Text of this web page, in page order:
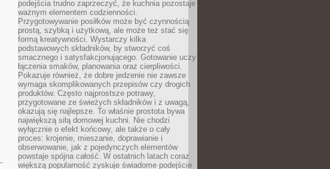
podejścia trudno zaprzeczyć, że kuchnia pozostaje
ważnym elementem codzienności.
Przygotowywanie posiłków może być czynnością
prostą, szybką i użytkową, ale może też stać się
formą kreatywności. Wystarczy kilka
podstawowych składników, by stworzyć coś
smacznego i satysfakcjonującego. Gotowanie uczy
łączenia smaków, planowania oraz cierpliwości.
Pokazuje również, że dobre jedzenie nie zawsze
wymaga skomplikowanych przepisów czy drogich
produktów. Często najprostsze potrawy,
przygotowane ze świeżych składników i z uwagą,
okazują się najlepsze. To właśnie prostota bywa
największą siłą domowej kuchni. Nie chodzi
wyłącznie o efekt końcowy, ale także o cały
proces: krojenie, mieszanie, doprawianie i
obserwowanie, jak z pojedynczych elementów
powstaje spójna całość. W ostatnich latach coraz
większą popularność zyskuje świadome podejście